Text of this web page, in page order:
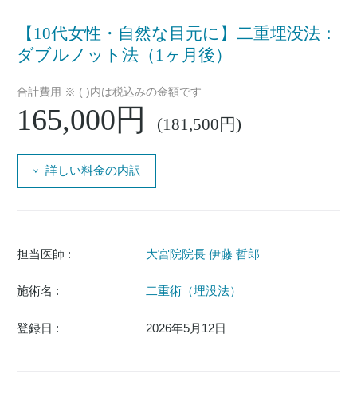
【10代女性・自然な目元に】二重埋没法：
ダブルノット法（1ヶ月後）
合計費用 ※ ( )内は税込みの金額です
165,000円 (181,500円)
詳しい料金の内訳
担当医師 : 大宮院院長 伊藤 哲郎
施術名 : 二重術（埋没法）
登録日 : 2026年5月12日